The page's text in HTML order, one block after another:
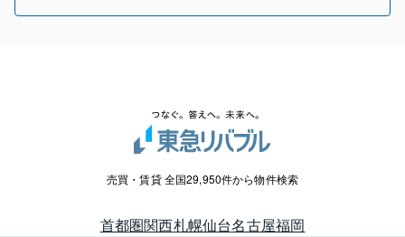
売買・賃貸 全国29,950件から物件検索
首都圏関西札幌仙台名古屋福岡